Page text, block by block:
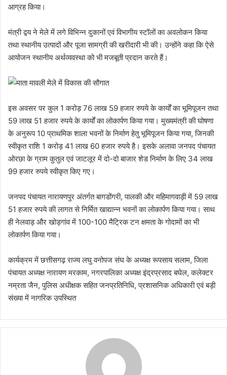
आग्रह किया।
मंत्री द्वय ने मेले में लगे विभिन्न दुकानों एवं विभागीय स्टॉलों का अवलोकन किया
तथा स्थानीय उत्पादों और पूजा सामग्री की खरीदारी भी की। उन्होंने कहा कि ऐसे
आयोजन स्थानीय अर्थव्यवस्था को भी मजबूती प्रदान करते हैं।
इस अवसर पर कुल 1 करोड़ 76 लाख 59 हजार रुपये के कार्यों का भूमिपूजन तथा
59 लाख 51 हजार रुपये के कार्यों का लोकार्पण किया गया। मुख्यमंत्री की घोषणा
के अनुरूप 10 प्राथमिक शाला भवनों के निर्माण हेतु भूमिपूजन किया गया, जिनकी
स्वीकृत राशि 1 करोड़ 41 लाख 60 हजार रुपये है। इसके अलावा जनपद पंचायत
ओरछा के ग्राम कुतुल एवं जाटलूर में दो-दो बाजार शेड निर्माण के लिए 34 लाख
99 हजार रुपये स्वीकृत किए गए।
जनपद पंचायत नारायणपुर अंतर्गत बागडोंगरी, पालकी और महिमागवाड़ी में 59 लाख
51 हजार रुपये की लागत से निर्मित खाद्यान्न भवनों का लोकार्पण किया गया। साथ
ही नेलवाड़ और खोड़गांव में 100-100 मैट्रिक टन क्षमता के गोदामों का भी
लोकार्पण किया गया।
कार्यक्रम में छत्तीसगढ़ राज्य लघु वनोपज संघ के अध्यक्ष रूपसाय सलाम, जिला
पंचायत अध्यक्ष नारायण मरकाम, नगरपालिका अध्यक्ष इंद्रप्रसाद बघेल, कलेक्टर
नम्रता जैन, पुलिस अधीक्षक सहित जनप्रतिनिधि, प्रशासनिक अधिकारी एवं बड़ी
संख्या में नागरिक उपस्थित